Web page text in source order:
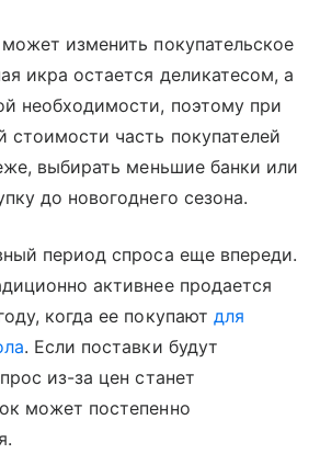
изменить покупательское
икра остается деликатесом, а
необходимости, поэтому при
часть покупателей
выбирать меньшие банки или
до новогоднего сезона.
период спроса еще впереди.
активнее продается
когда ее покупают для
. Если поставки будут
из-за цен станет
может постепенно